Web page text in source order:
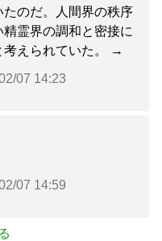
のだ。人間界の秩序
霊界の調和と密接に
考えられていた。 →
07 14:23
07 14:59